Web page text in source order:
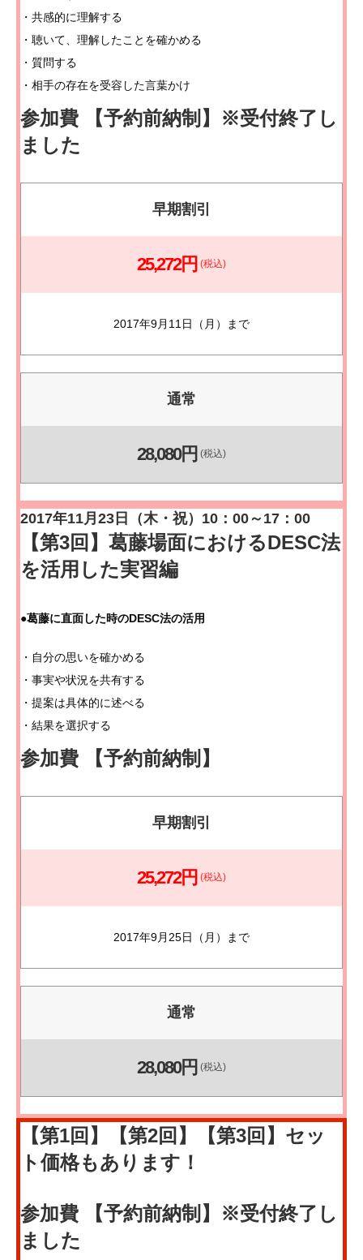
・共感的に理解する
・聴いて、理解したことを確かめる
・質問する
・相手の存在を受容した言葉かけ
参加費 【予約前納制】※受付終了し
ました
早期割引
25,272円 (税込)
2017年9月11日（月）まで
通常
28,080円 (税込)
2017年11月23日（木・祝）10：00～17：00
【第3回】葛藤場面におけるDESC法
を活用した実習編
●葛藤に直面した時のDESC法の活用
・自分の思いを確かめる
・事実や状況を共有する
・提案は具体的に述べる
・結果を選択する
参加費 【予約前納制】
早期割引
25,272円 (税込)
2017年9月25日（月）まで
通常
28,080円 (税込)
【第1回】【第2回】【第3回】セッ
ト価格もあります！
参加費 【予約前納制】※受付終了し
ました